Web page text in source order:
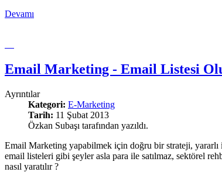
Devamı
Email Marketing - Email Listesi
Ayrıntılar
Kategori: E-Marketing
Tarih: 11 Şubat 2013
Özkan Subaşı tarafından yazıldı.
Email Marketing yapabilmek için doğru bir strateji,
email listeleri gibi şeyler asla para ile satılmaz, sektörel
nasıl yaratılır ?